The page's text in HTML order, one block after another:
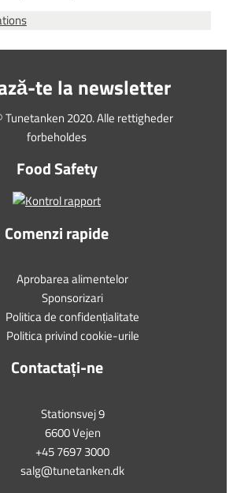
te la newsletter
Tunetanken 2020. Alle rettigheder
forbeholdes
Food Safety
Comenzi rapide
Aprobarea alimentelor
Sponsorizari
Politica de confidențialitate
Politica privind cookie-urile
Contactați-ne
Stationsvej 9
6600 Vejen
+45 7697 3000
salg@tunetanken.dk